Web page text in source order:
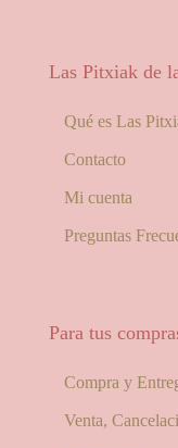
Las Pitxiak de
Qué es Las
Contacto
Mi cuenta
Preguntas
Para tus
Compra y
Venta,